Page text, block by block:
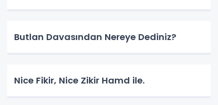
Butlan Davasından Nereye Dediniz?
Nice Fikir, Nice Zikir Hamd ile.